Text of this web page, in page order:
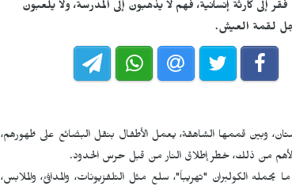
كارثة إنسانية، فهم لا يذهبون إلى المدرسة، ولا يلعبون
لقمة العيش.
وبين قممها الشاهقة، يعمل الأطفال بنقل البضائع على ظهورهم،
من ذلك، خطر إطلاق النار من قبل حرس الحدود.
الكولبران "تهريباً"، سلع مثل التلفزيونات، والمدافئ، والملابس،